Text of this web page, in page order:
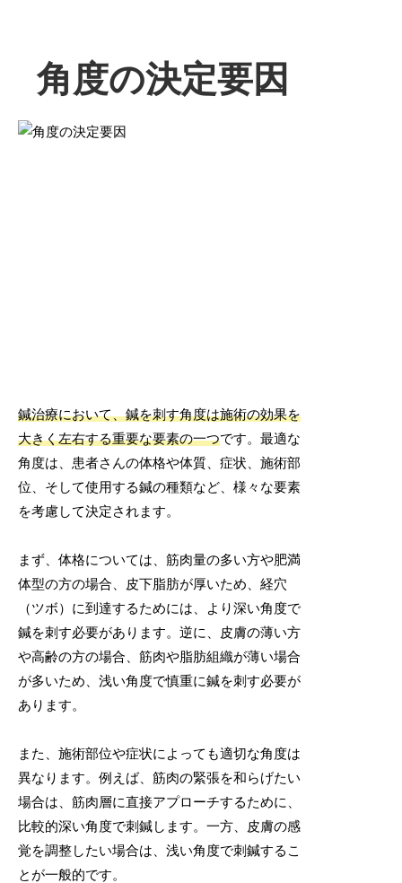
角度の決定要因
鍼治療において、鍼を刺す角度は施術の効果を
大きく左右する重要な要素の一つです。最適な
角度は、患者さんの体格や体質、症状、施術部
位、そして使用する鍼の種類など、様々な要素
を考慮して決定されます。
まず、体格については、筋肉量の多い方や肥満
体型の方の場合、皮下脂肪が厚いため、経穴
（ツボ）に到達するためには、より深い角度で
鍼を刺す必要があります。逆に、皮膚の薄い方
や高齢の方の場合、筋肉や脂肪組織が薄い場合
が多いため、浅い角度で慎重に鍼を刺す必要が
あります。
また、施術部位や症状によっても適切な角度は
異なります。例えば、筋肉の緊張を和らげたい
場合は、筋肉層に直接アプローチするために、
比較的深い角度で刺鍼します。一方、皮膚の感
覚を調整したい場合は、浅い角度で刺鍼するこ
とが一般的です。